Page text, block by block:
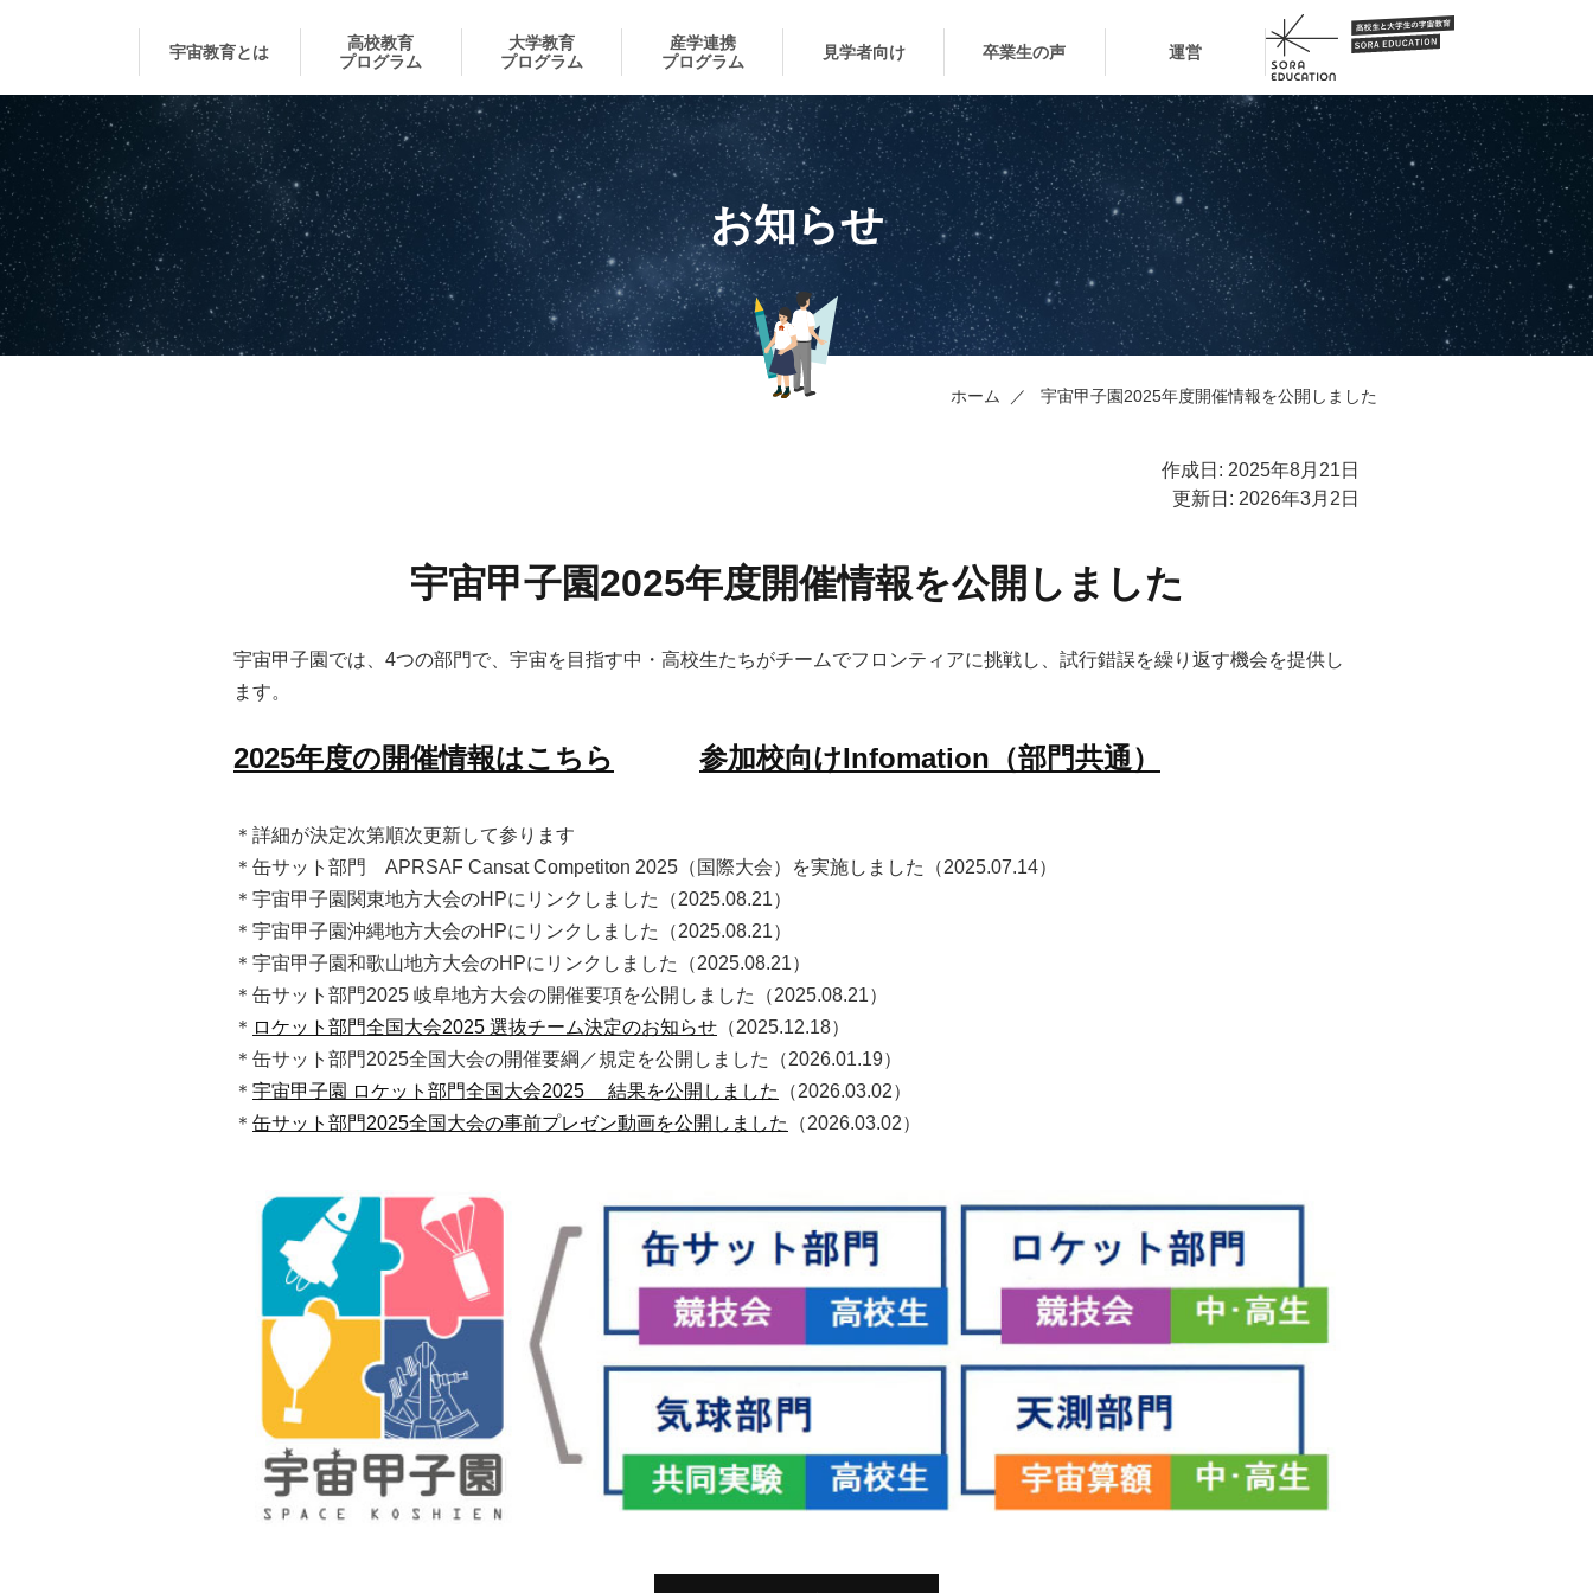
宇宙教育とは
高校教育
プログラム
大学教育
プログラム
産学連携
プログラム
見学者向け 卒業生の声 運営
お知らせ
ホーム 宇宙甲子園2025年度開催情報を公開しました
作成日: 2025年8月21日
更新日: 2026年3月2日
宇宙甲子園2025年度開催情報を公開しました
宇宙甲子園では、4つの部門で、宇宙を目指す中・高校生たちがチームでフロンティアに挑戦し、試行錯誤を繰り返す機会を提供し
ます。
2025年度の開催情報はこちら 参加校向けInfomation（部門共通）
＊詳細が決定次第順次更新して参ります
＊缶サット部門 APRSAF Cansat Competiton 2025（ 国際大会）を実施しました（2025.07.14）
＊宇宙甲子園関東地方大会のHPにリンクしました（2025.08.21）
＊宇宙甲子園沖縄地方大会のHPにリンクしました（2025.08.21）
＊宇宙甲子園和歌山地方大会のHPにリンクしました（2025.08.21）
＊缶サット部門2025 岐阜地方大会の開催要項を公開しました（2025.08.21）
＊ ロケット部門全国大会2025 選抜チーム決定のお知らせ （2025.12.18）
＊缶サット部門2025全国大会の開催要綱／規定を公開しました（2026.01.19）
＊ 宇宙甲子園 ロケット部門全国大会2025 結果を公開しました
（2026.03.02）
＊ 缶サット部門2025全国大会の事前プレゼン動画を公開しました （2026.03.02）